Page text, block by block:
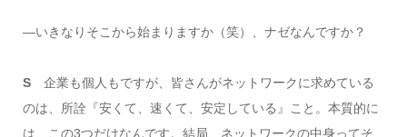
―いきなりそこから始まりますか（笑）、ナゼなんですか？
S企業も個人もですが、皆さんがネットワークに求めている
のは、所詮『安くて、速くて、安定している』こと。本質的に
は、この3つだけなんです。結局、ネットワークの中身ってそ